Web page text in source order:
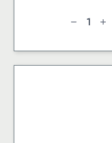
SKYLINE
SPORT
Mint
3.2